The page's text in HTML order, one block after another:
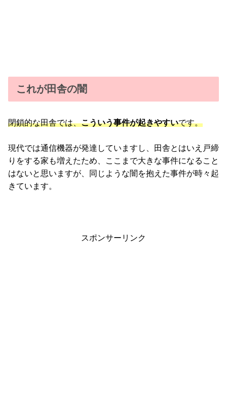
これが田舎の闇
閉鎖的な田舎では、こういう事件が起きやすいです。
現代では通信機器が発達していますし、田舎とはいえ戸締
りをする家も増えたため、ここまで大きな事件になること
はないと思いますが、同じような闇を抱えた事件が時々起
きています。
スポンサーリンク